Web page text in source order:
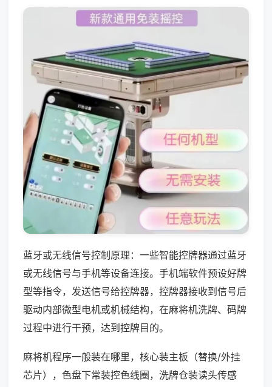
蓝牙或无线信号控制原理：一些智能控牌器通过蓝牙
或无线信号与手机等设备连接。手机端软件预设好牌
型等指令，发送信号给控牌器，控牌器接收到信号后
驱动内部微型电机或机械结构，在麻将机洗牌、码牌
过程中进行干预，达到控牌目的。
麻将机程序一般装在哪里，核心装主板（替换/外挂
芯片），色盘下常装控色线圈，洗牌仓装读头传感